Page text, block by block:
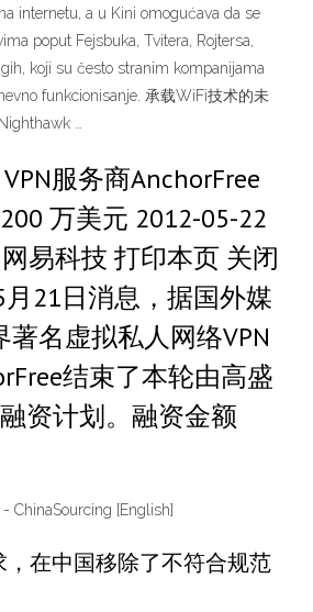
internetu, a u Kini omogućava da se
poput Fejsbuka, Tvitera, Rojtersa,
koji su često stranim kompanijama
funkcionisanje. 承载WiFi技术的未
…
服务商AnchorFree
万美元 2012-05-22
易科技 打印本页 关闭
21日消息，据国外媒
名虚拟私人网络VPN
结束了本轮由高盛
资计划。融资金额
ChinaSourcing [English]
在中国移除了不符合规范